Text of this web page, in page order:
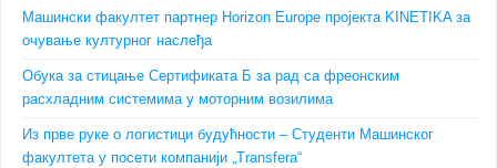
Машински факултет партнер Horizon Europe пројекта KINETIKA за
очување културног наслеђа
Обука за стицање Сертификата Б за рад са фреонским
расхладним системима у моторним возилима
Из прве руке о логистици будућности – Студенти Машинског
факултета у посети компанији „Transfera“